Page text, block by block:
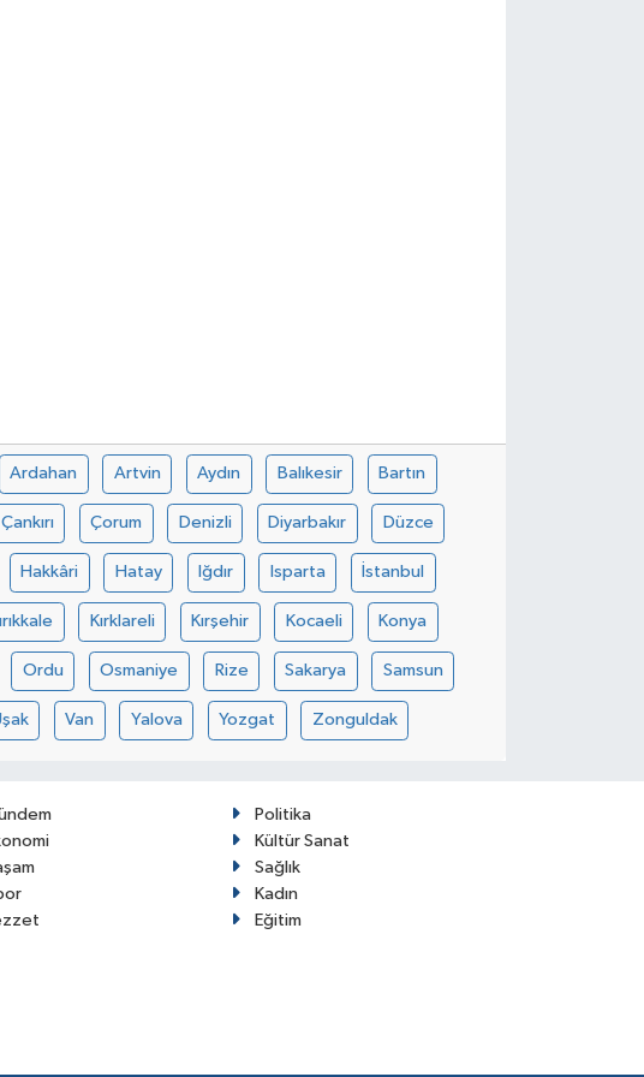
Ardahan Artvin Aydın Balıkesir Bartın
Çankırı Çorum Denizli Diyarbakır Düzce
Hakkâri Hatay Iğdır Isparta İstanbul
Kırklareli Kırşehir Kocaeli Konya
Ordu Osmaniye Rize Sakarya Samsun
Van Yalova Yozgat Zonguldak
Politika
Kültür Sanat
Sağlık
Kadın
Eğitim